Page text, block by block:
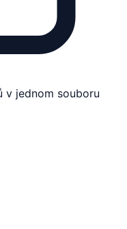
v jednom souboru